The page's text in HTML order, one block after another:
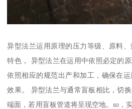
异型法兰运用原理的压力等级、原料
特色， 异型法兰在运用中依照必定的
依照相应的规范出产和加工，确保在
效果。 异型法兰与通常盲板相比，切
端面，若用盲板管道将呈现空地。so，